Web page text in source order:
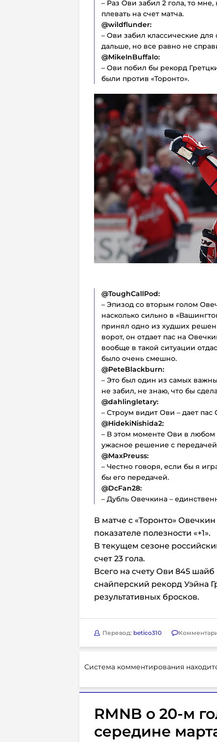
– Раз Ови забил 2 гола, то
плевать на счет матча.
@wildflunder:
– Ови забил классические
дальше, но все равно не
@MikeInBuffalo:
– Ови побил бы рекорд
были против «Торонто».
@ToughCallPod:
– Эпизод со вторым голом
насколько сильно в
принял одно из худших
ворот, он отдает пас на
вообще в такой ситуации
было очень смешно.
@PeteBlackburn:
– Это был один из самых
не забил, не знаю, что бы
@dahlingletary:
– Строум видит Ови – дает пас
@HidekiNishida2:
– В этом моменте Ови в любом
ужасное решение с передачей
@MaxPreuss:
– Честно говоря, если бы я
бы его передачей.
@DcFan28:
– Дубль Овечкина –
В матче с «Торонто»
показателе полезности «+1».
В текущем сезоне
счет 23 гола.
Всего на счету Ови 845
снайперский рекорд Уэйна
результативных бросков.
Перевод: betico310
Система комментирования
RMNB о 20-м
середине